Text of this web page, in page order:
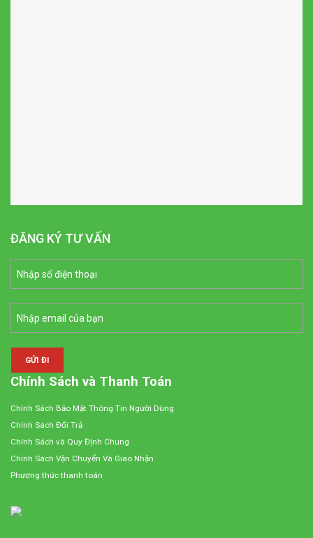
ĐĂNG KÝ TƯ VẤN
Chính Sách và Thanh Toán
Chính Sách Bảo Mật Thông Tin Người Dùng
Chính Sách Đổi Trả
Chính Sách và Quy Định Chung
Chính Sách Vận Chuyển Và Giao Nhận
Phương thức thanh toán